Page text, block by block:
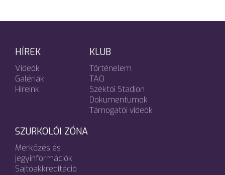
HÍREK
Videók
Galériák
Híreink
KLUB
Történelem
TAO
Széktói Stadion
Dokumentumok
Támogatói videók
SZURKOLÓI ZÓNA
Mérkőzés és
jegyinformációk
Sajtóakkreditáció